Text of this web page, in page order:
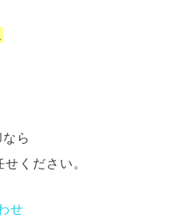
ら
ください。
せ